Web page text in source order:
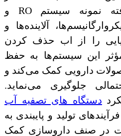
فناوری‌های پیشرفته نمونه سیستم RO و
آلاینده‌ها و
را از اب حذف کردن
این سیستم‌ها به حفظ
دارویی کمک می‌کند و
جلوگیری می‌نماید.
دستگاه های تصفیه آب
تولید و پایبندی به
در صنف داروسازی کمک